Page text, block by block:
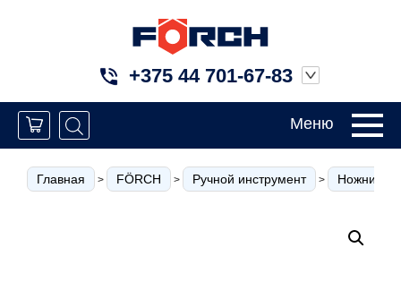
+375 44 701-67-83
Меню
Главная > FÖRCH > Ручной инструмент > Ножницы